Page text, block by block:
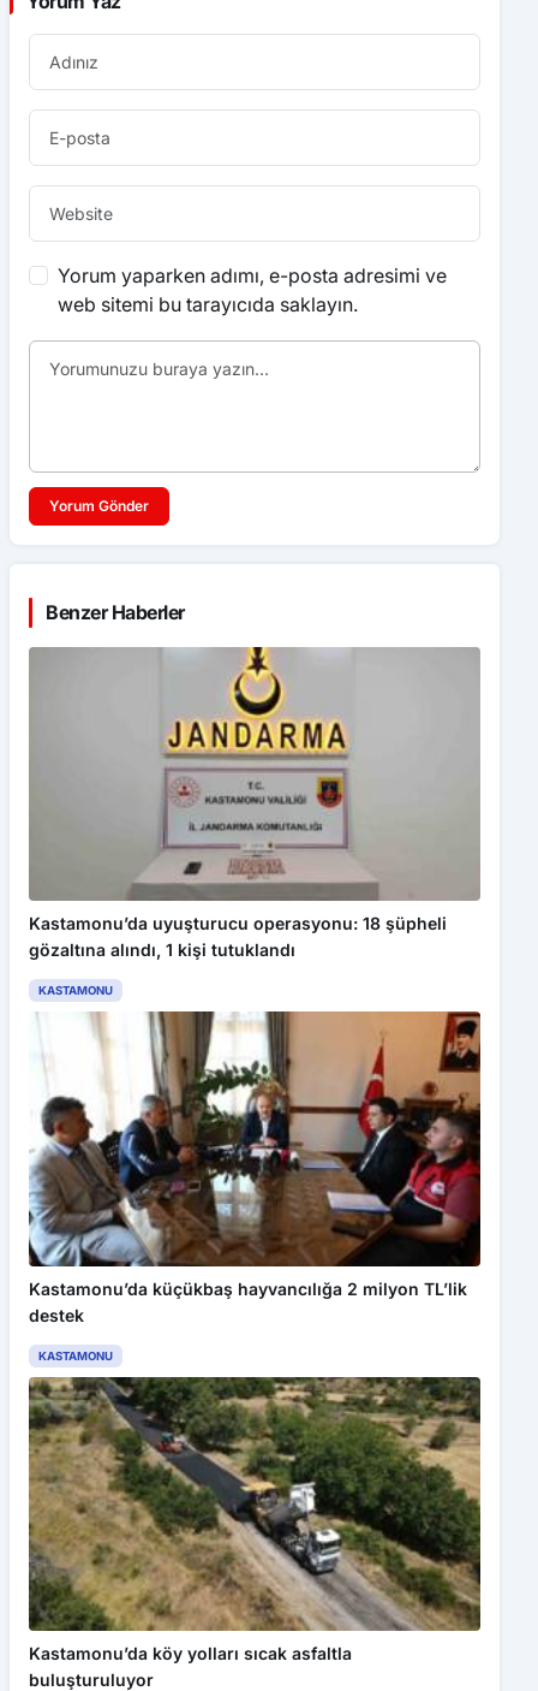
Yorum yaparken adımı, e-posta adresimi ve
web sitemi bu tarayıcıda saklayın.
Yorum Gönder
Benzer Haberler
Kastamonu’da uyuşturucu operasyonu: 18 şüpheli
gözaltına alındı, 1 kişi tutuklandı
KASTAMONU
Kastamonu’da küçükbaş hayvancılığa 2 milyon TL’lik
destek
KASTAMONU
Kastamonu’da köy yolları sıcak asfaltla
buluşturuluyor